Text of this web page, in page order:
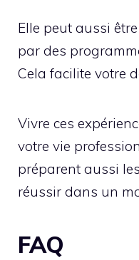
Elle peut aussi
par des
Cela facilite votre
Vivre ces
votre vie
préparent aussi
réussir dans un
FAQ